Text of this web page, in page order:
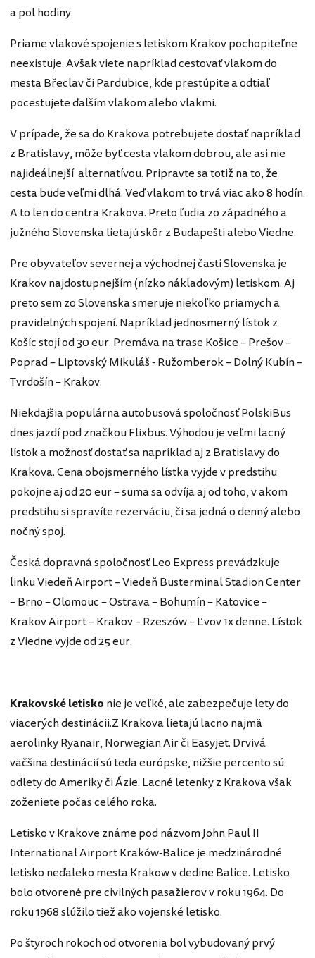
a pol hodiny.
Priame vlakové spojenie s letiskom Krakov pochopiteľne
neexistuje. Avšak viete napríklad cestovať vlakom do
mesta Břeclav či Pardubice, kde prestúpite a odtiaľ
pocestujete ďalším vlakom alebo vlakmi.
V prípade, že sa do Krakova potrebujete dostať napríklad
z Bratislavy, môže byť cesta vlakom dobrou, ale asi nie
najideálnejší alternatívou. Pripravte sa totiž na to, že
cesta bude veľmi dlhá. Veď vlakom to trvá viac ako 8 hodín.
A to len do centra Krakova. Preto ľudia zo západného a
južného Slovenska lietajú skôr z Budapešti alebo Viedne.
Pre obyvateľov severnej a východnej časti Slovenska je
Krakov najdostupnejším (nízko nákladovým) letiskom. Aj
preto sem zo Slovenska smeruje niekoľko priamych a
pravidelných spojení. Napríklad jednosmerný lístok z
Košíc stojí od 30 eur. Premáva na trase Košice – Prešov –
Poprad – Liptovský Mikuláš - Ružomberok – Dolný Kubín –
Tvrdošín – Krakov.
Niekdajšia populárna autobusová spoločnosť PolskiBus
dnes jazdí pod značkou Flixbus. Výhodou je veľmi lacný
lístok a možnosť dostať sa napríklad aj z Bratislavy do
Krakova. Cena obojsmerného lístka vyjde v predstihu
pokojne aj od 20 eur – suma sa odvíja aj od toho, v akom
predstihu si spravíte rezerváciu, či sa jedná o denný alebo
nočný spoj.
Česká dopravná spoločnosť Leo Express prevádzkuje
linku Viedeň Airport – Viedeň Busterminal Stadion Center
– Brno – Olomouc – Ostrava – Bohumín – Katovice –
Krakov Airport – Krakov – Rzeszów – Ľvov 1x denne. Lístok
z Viedne vyjde od 25 eur.
Krakovské letisko nie je veľké, ale zabezpečuje lety do
viacerých destinácii.Z Krakova lietajú lacno najmä
aerolinky Ryanair, Norwegian Air či Easyjet. Drvivá
väčšina destinácií sú teda európske, nižšie percento sú
odlety do Ameriky či Ázie. Lacné letenky z Krakova však
zoženiete počas celého roka.
Letisko v Krakove známe pod názvom John Paul II
International Airport Kraków-Balice je medzinárodné
letisko neďaleko mesta Krakow v dedine Balice. Letisko
bolo otvorené pre civilných pasažierov v roku 1964. Do
roku 1968 slúžilo tiež ako vojenské letisko.
Po štyroch rokoch od otvorenia bol vybudovaný prvý